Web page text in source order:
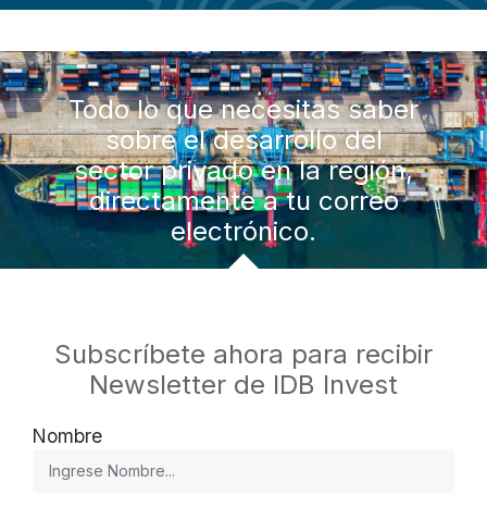
Todo lo que necesitas saber
sobre el desarrollo del
sector privado en la región,
directamente a tu correo
electrónico.
Subscríbete ahora para recibir
Newsletter de IDB Invest
Nombre